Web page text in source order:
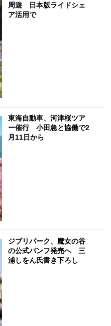
周遊 日本版ライドシェ
ア活用で
東海自動車、河津桜ツア
ー催行 小田急と協働で2
月11日から
ジブリパーク、魔女の谷
の公式パンフ発売へ 三
浦しをん氏書き下ろし